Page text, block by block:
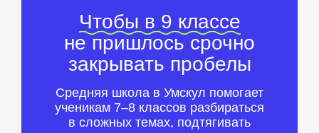
Средняя школа в Умскул помогает
ученикам 7–8 классов разбираться
в сложных темах, подтягивать
Чтобы в 9 классе
не пришлось срочно
закрывать пробелы